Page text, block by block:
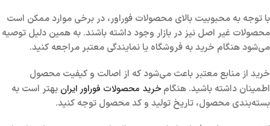
با توجه به محبوبیت بالای محصولات فوراور، در برخی موارد ممکن است
محصولات غیر اصل نیز در بازار وجود داشته باشند. به همین دلیل توصیه
می‌شود هنگام خرید به فروشگاه یا نمایندگی معتبر مراجعه کنید.
خرید از منابع معتبر باعث می‌شود که از اصالت و کیفیت محصول
اطمینان داشته باشید. هنگامخرید محصولات فوراور ایران بهتر است به
بسته‌بندی محصول، تاریخ تولید و کد محصول توجه کنید.